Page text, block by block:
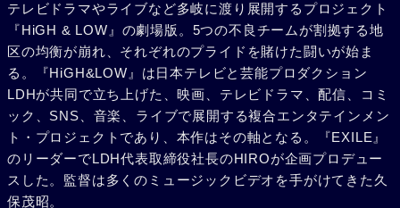
テレビドラマやライブなど多岐に渡り展開するプロジェクト
『HiGH & LOW』の劇場版。5つの不良チームが割拠する地
区の均衡が崩れ、それぞれのプライドを賭けた闘いが始ま
る。『HiGH&LOW』は日本テレビと芸能プロダクション
LDHが共同で立ち上げた、映画、テレビドラマ、配信、コミ
ック、SNS、音楽、ライブで展開する複合エンタテインメン
ト・プロジェクトであり、本作はその軸となる。『EXILE』
のリーダーでLDH代表取締役社長のHIROが企画プロデュー
スした。監督は多くのミュージックビデオを手がけてきた久
保茂昭。